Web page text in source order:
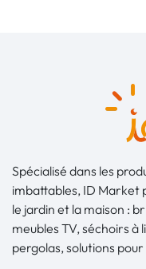
Spécialisé dans les
imbattables, ID Market
le jardin et la maison :
meubles TV, séchoirs
pergolas, solutions